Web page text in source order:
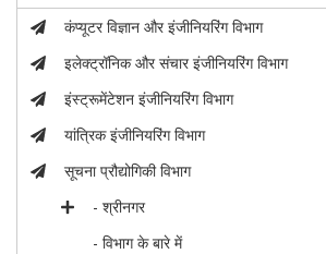
कंप्यूटर विज्ञान और इंजीनियरिंग विभाग
इलेक्ट्रॉनिक और संचार इंजीनियरिंग विभाग
इंस्ट्रूमेंटेशन इंजीनियरिंग विभाग
यांत्रिक इंजीनियरिंग विभाग
सूचना प्रौद्योगिकी विभाग
- श्रीनगर
- विभाग के बारे में